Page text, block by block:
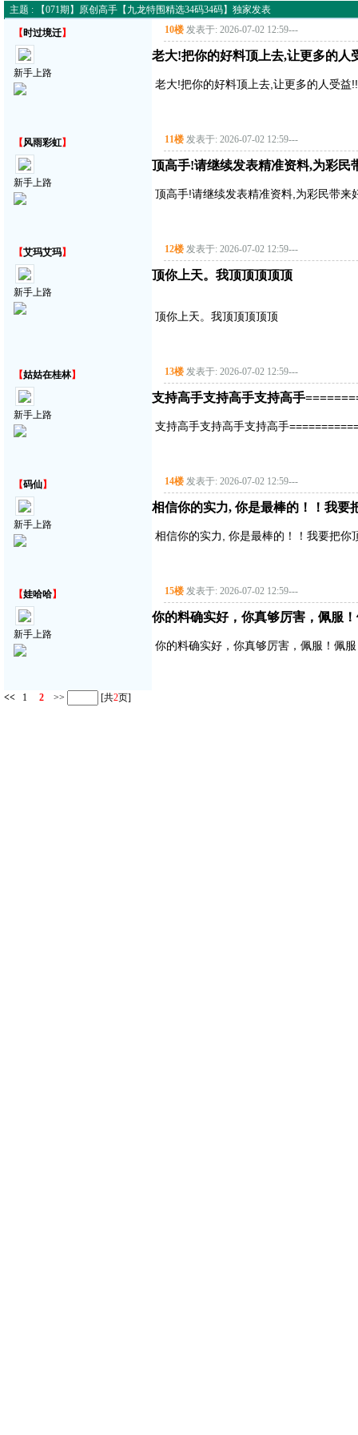
主题 : 【071期】原创高手【九龙特围精选34码34码】独家发表
【时过境迁】
新手上路
10楼 发表于: 2026-07-02 12:59---
老大!把你的好料顶上去,让更多的人
老大!把你的好料顶上去,让更多的人受益
【风雨彩虹】
新手上路
11楼 发表于: 2026-07-02 12:59---
顶高手!请继续发表精准资料,为彩
顶高手!请继续发表精准资料,为彩民带来
【艾玛艾玛】
新手上路
12楼 发表于: 2026-07-02 12:59---
顶你上天。我顶顶顶顶顶
顶你上天。我顶顶顶顶顶
【姑姑在桂林】
新手上路
13楼 发表于: 2026-07-02 12:59---
支持高手支持高手支持高手
支持高手支持高手支持高手
【码仙】
新手上路
14楼 发表于: 2026-07-02 12:59---
相信你的实力, 你是最棒的！！我要
相信你的实力, 你是最棒的！！我要把你
【娃哈哈】
新手上路
15楼 发表于: 2026-07-02 12:59---
你的料确实好，你真够厉害，佩服
你的料确实好，你真够厉害，佩服！佩
<< 1 2 >> [共2页]